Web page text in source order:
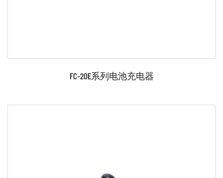
FC-20E系列电池充电器